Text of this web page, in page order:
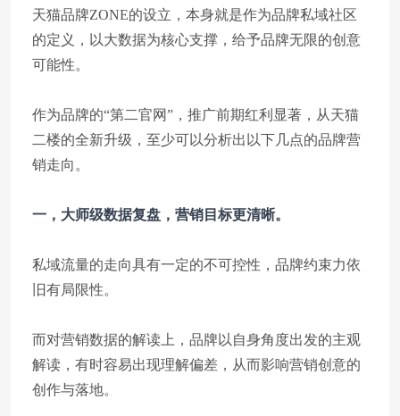
天猫品牌ZONE的设立，本身就是作为品牌私域社区
的定义，以大数据为核心支撑，给予品牌无限的创意
可能性。
作为品牌的“第二官网”，推广前期红利显著，从天猫
二楼的全新升级，至少可以分析出以下几点的品牌营
销走向。
一，大师级数据复盘，营销目标更清晰。
私域流量的走向具有一定的不可控性，品牌约束力依
旧有局限性。
而对营销数据的解读上，品牌以自身角度出发的主观
解读，有时容易出现理解偏差，从而影响营销创意的
创作与落地。